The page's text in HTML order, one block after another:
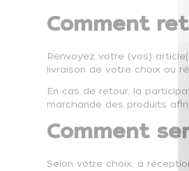
Comment
Renvoyez votre (vos)
livraison de votre choix ou
En cas de retour, la
marchande des produits
Comment
Selon votre choix, à